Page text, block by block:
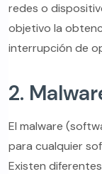
redes o
objetivo la
interrupción de
2.
El malware
para cualquier
Existen